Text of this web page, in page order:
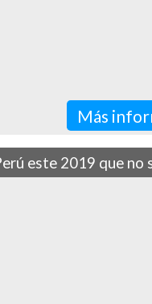
Más
este 2019 que no